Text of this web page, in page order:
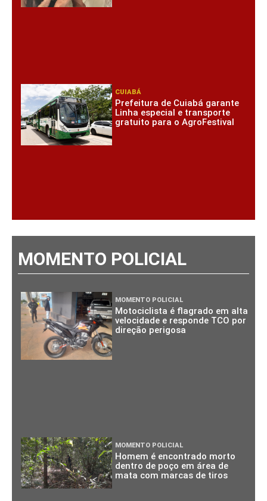
CUIABÁ
Prefeitura de Cuiabá garante
Linha especial e transporte
gratuito para o AgroFestival
MOMENTO POLICIAL
MOMENTO POLICIAL
Motociclista é flagrado em alta
velocidade e responde TCO por
direção perigosa
MOMENTO POLICIAL
Homem é encontrado morto
dentro de poço em área de
mata com marcas de tiros